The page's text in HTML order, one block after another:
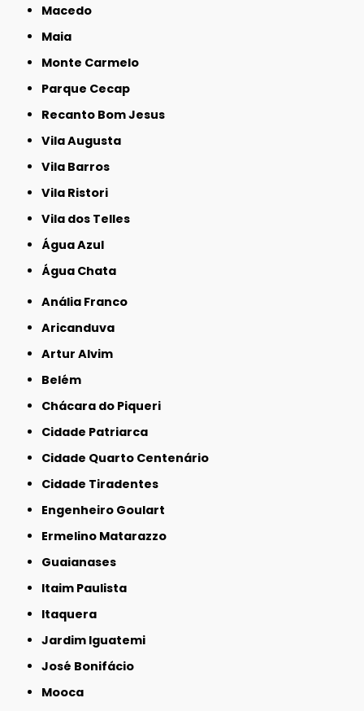
Macedo
Maia
Monte Carmelo
Parque Cecap
Recanto Bom Jesus
Vila Augusta
Vila Barros
Vila Ristori
Vila dos Telles
Água Azul
Água Chata
Anália Franco
Aricanduva
Artur Alvim
Belém
Chácara do Piqueri
Cidade Patriarca
Cidade Quarto Centenário
Cidade Tiradentes
Engenheiro Goulart
Ermelino Matarazzo
Guaianases
Itaim Paulista
Itaquera
Jardim Iguatemi
José Bonifácio
Mooca